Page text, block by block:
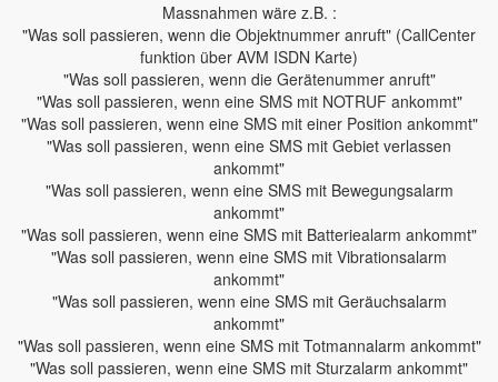
Massnahmen wäre z.B. :
"Was soll passieren, wenn die Objektnummer anruft" (CallCenter
funktion über AVM ISDN Karte)
"Was soll passieren, wenn die Gerätenummer anruft"
"Was soll passieren, wenn eine SMS mit NOTRUF ankommt"
"Was soll passieren, wenn eine SMS mit einer Position ankommt"
"Was soll passieren, wenn eine SMS mit Gebiet verlassen
ankommt"
"Was soll passieren, wenn eine SMS mit Bewegungsalarm
ankommt"
"Was soll passieren, wenn eine SMS mit Batteriealarm ankommt"
"Was soll passieren, wenn eine SMS mit Vibrationsalarm
ankommt"
"Was soll passieren, wenn eine SMS mit Geräuchsalarm
ankommt"
"Was soll passieren, wenn eine SMS mit Totmannalarm ankommt"
"Was soll passieren, wenn eine SMS mit Sturzalarm ankommt"